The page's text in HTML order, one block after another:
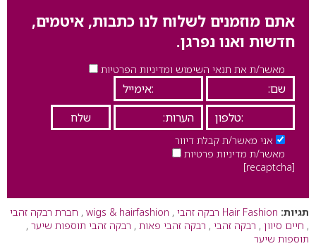
אתם מוזמנים לשלוח לנו כתבות, איטמים,
חדשות ואנו נפרגן.
מאשר/ת את תנאי השימוש ומדיניות הפרטיות
אני מאשר/ת קבלת דיוור
מאשר/ת מדיניות פרטיות
[recaptcha]
תגיות: Hair Fashion רבקה זהבי ,
wigs & hairfashion
, חברת רבקה זהבי
, חיים סיוון , רבקה זהבי , רבקה זהבי פאות , רבקה זהבי תוספות שיער ,
תוספות שיער